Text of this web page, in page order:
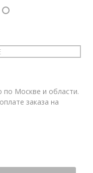
по Москве и области.
заказа на